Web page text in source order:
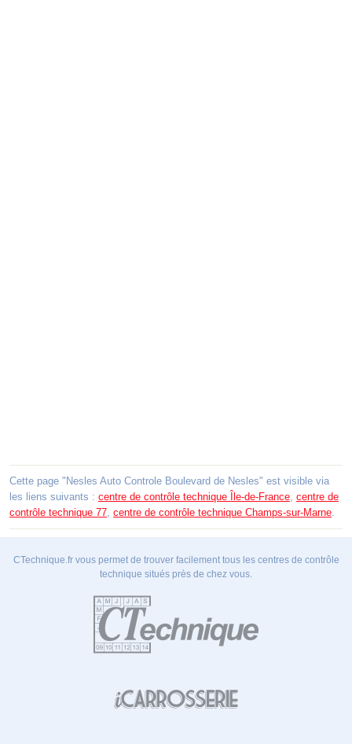
Cette page "Nesles Auto Controle Boulevard de Nesles" est visible via
les liens suivants : centre de contrôle technique Île-de-France centre de
contrôle technique 77 centre de contrôle technique Champs-sur-Marne
CTechnique.fr vous permet de trouver facilement tous les centres de contrôle
technique situés près de chez vous.